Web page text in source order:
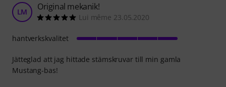
LM Original mekanik!
Lui même 23.05.2020
Jätteglad att jag hittade stämskruvar till min gamla
Mustang-bas!
hantverkskvalitet